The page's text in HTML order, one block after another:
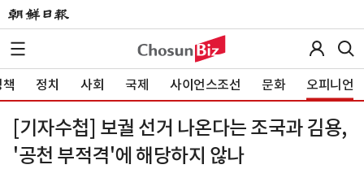
정치 사회 국제 사이언스조선 문화 오피니언
[기자수첩] 보궐 선거 나온다는 조국과 김용,
'공천 부적격'에 해당하지 않나